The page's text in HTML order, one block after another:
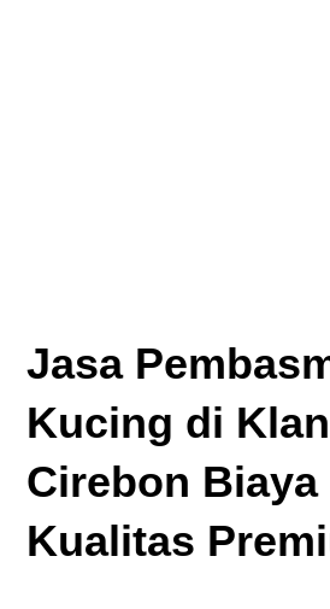
Jasa
Kucing di
Cirebon Biaya
Kualitas